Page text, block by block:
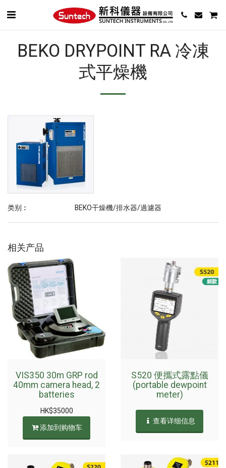
BEKO DRYPOINT RA 冷凍
式平燥機
类别︰ BEKO干燥機/排水器/過濾器
相关产品
VIS350 30m GRP rod
40mm camera head, 2
batteries
HK$35000
添加到购物车
S520 便攜式露點儀
(portable dewpoint
meter)
查看详细信息